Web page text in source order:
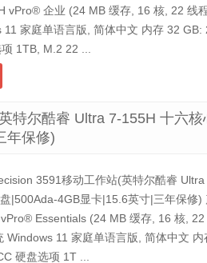
vPro® 企业 (24 MB 缓存, 16 核, 22 线
11 家庭单语言版, 简体中文 内存 32
1TB, M.2 22 ...
特尔酷睿 Ultra 7-155H 十六
年保修)
3591移动工作站(英特尔酷睿
|500Ada-4GB显卡|15.6英寸|三年保
Essentials (24 MB 缓存, 16 核,
Windows 11 家庭单语言版, 简体中文
硬盘选项 1T ...